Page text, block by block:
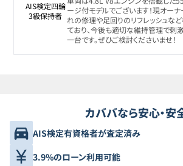
AIS検定四輪
3級保持者
ージ付モデルでございます！現オー
れの修理や足回りのリフレッシュな
ており、今後も適切な維持管理で刺
一台です。ぜひご検討くださいませ！
カババなら安心・安
AIS検定有資格者が査定済み
3.9%のローン利用可能